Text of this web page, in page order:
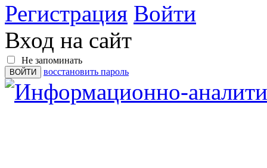
Регистрация Войти
Вход на сайт
Не запоминать
восстановить пароль